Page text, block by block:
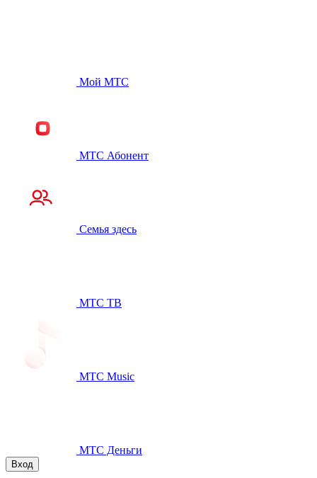
Мой МТС
МТС Абонент
Семья здесь
МТС ТВ
МТС Music
МТС Деньги
Вход